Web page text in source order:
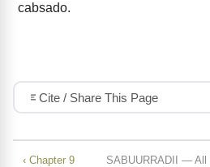
cabsado.
Cite / Share This Page
‹ Chapter 9 SABUURRADII — All